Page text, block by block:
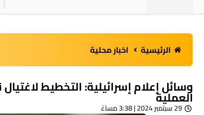
الرئيسية اخبار محلية
العملية
29 سبتمبر 2024 | 3:38 مساءً